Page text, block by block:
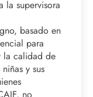
la supervisora
basado en
para
la calidad de
y sus